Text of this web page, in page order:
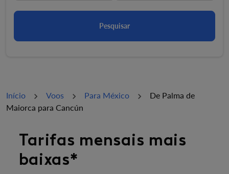
Pesquisar
Início Voos Para México
De Palma de
Maiorca para Cancún
Tarifas mensais mais
baixas*